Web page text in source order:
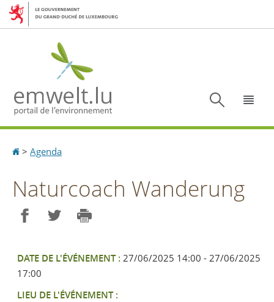
Aller
Aller
Accueil
> Agenda
Naturcoach Wanderung
DATE DE L'ÉVÉNEMENT : 27/06/2025 14:00 - 27/06/2025
17:00
LIEU DE L'ÉVÉNEMENT :